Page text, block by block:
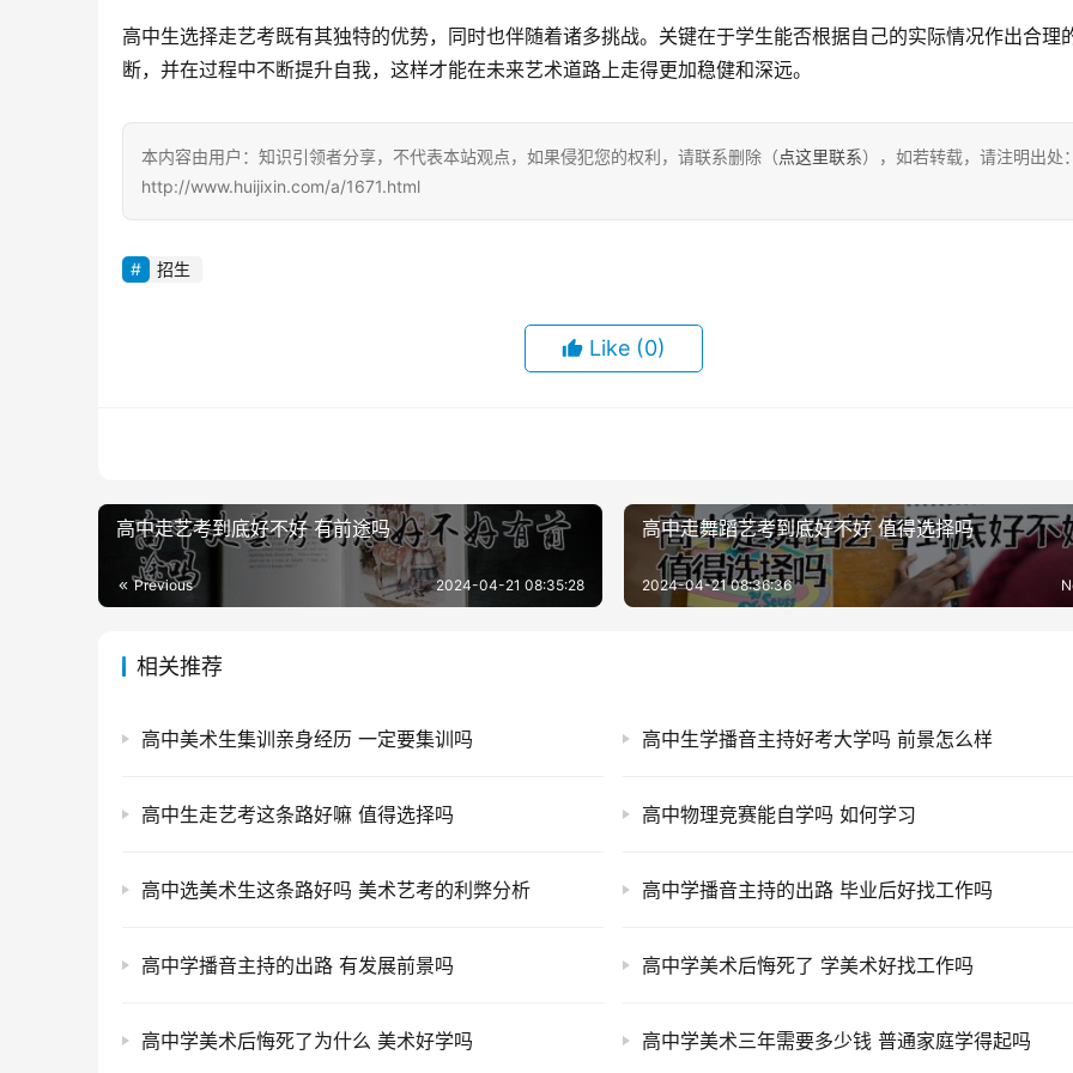
高中生选择走艺考既有其独特的优势，同时也伴随着诸多挑战。关键在于学生能否根据自己的实际情况作出合理
断，并在过程中不断提升自我，这样才能在未来艺术道路上走得更加稳健和深远。
本内容由用户：知识引领者分享，不代表本站观点，如果侵犯您的权利，请联系删除（点这里联系），如若转载，请注明出处
http://www.huijixin.com/a/1671.html
招生
Like (0)
高中走艺考到底好不好 有前途吗
Previous 2024-04-21 08:35:28
高中走舞蹈艺考到底好不好 值得选择吗
2024-04-21 08:36:36
相关推荐
高中美术生集训亲身经历 一定要集训吗 高中生学播音主持好考大学吗 前景怎么样
高中生走艺考这条路好嘛 值得选择吗 高中物理竞赛能自学吗 如何学习
高中选美术生这条路好吗 美术艺考的利弊分析 高中学播音主持的出路 毕业后好找工作吗
高中学播音主持的出路 有发展前景吗 高中学美术后悔死了 学美术好找工作吗
高中学美术后悔死了为什么 美术好学吗 高中学美术三年需要多少钱 普通家庭学得起吗